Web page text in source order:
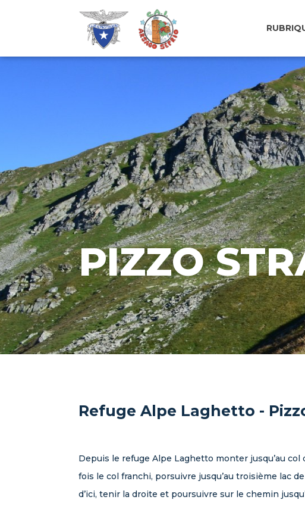
PIZZO
Refuge Alpe Laghetto -
Depuis le refuge Alpe Laghetto monter jusqu’au col
fois le col franchi, porsuivre jusqu’au troisième lac
d’ici, tenir la droite et poursuivre sur le chemin